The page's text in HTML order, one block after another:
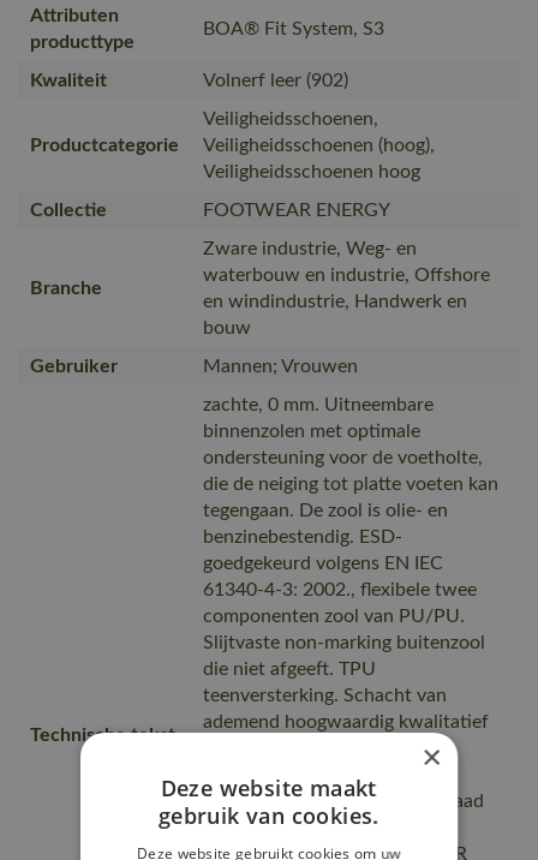
Attributen
producttype
BOA® Fit System, S3
Kwaliteit Volnerf leer (902)
Productcategorie
Veiligheidsschoenen,
Veiligheidsschoenen (hoog),
Veiligheidsschoenen hoog
Collectie
FOOTWEAR ENERGY
Branche
Zware industrie, Weg- en
waterbouw en industrie, Offshore
en windindustrie, Handwerk en
bouw
Gebruiker
Mannen; Vrouwen
Technische tekst
zachte, 0 mm. Uitneembare
binnenzolen met optimale
ondersteuning voor de voetholte,
die de neiging tot platte voeten kan
tegengaan. De zool is olie- en
benzinebestendig. ESD-
goedgekeurd volgens EN IEC
61340-4-3: 2002., flexibele twee
componenten zool van PU/PU.
Slijtvaste non-marking buitenzool
die niet afgeeft. TPU
teenversterking. Schacht van
ademend hoogwaardig kwalitatief
Laddergrip. Profieldiepte 5, draad
en geleiders. Composiet
veiligheidsneus. MASCOLAYER
×
Deze website maakt
gebruik van cookies.
Deze website gebruikt cookies om uw